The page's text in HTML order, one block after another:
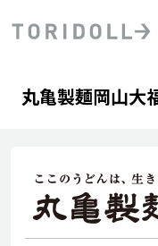
会社情報
丸亀製麺岡山大